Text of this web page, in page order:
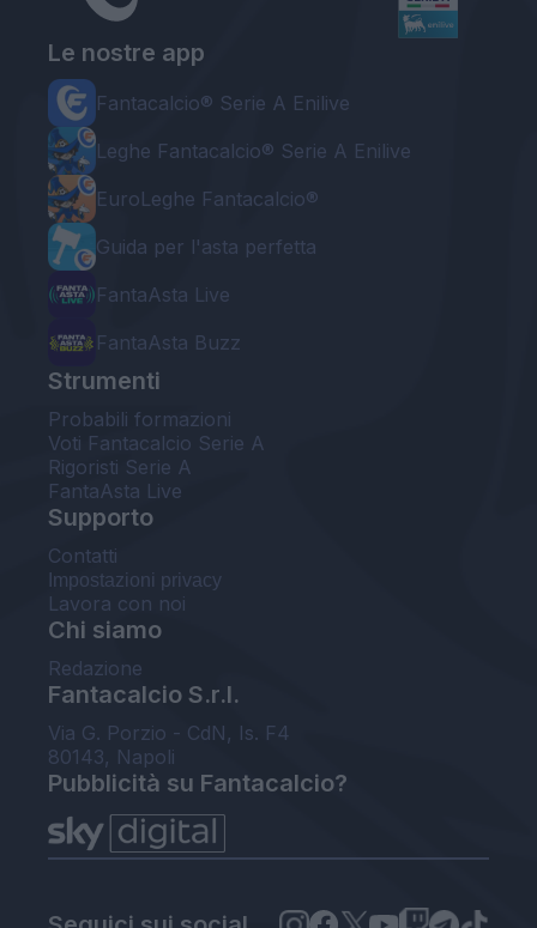
Le nostre app
Fantacalcio® Serie A Enilive
Leghe Fantacalcio® Serie A Enilive
EuroLeghe Fantacalcio®
Guida per l'asta perfetta
FantaAsta Live
FantaAsta Buzz
Strumenti
Probabili formazioni
Voti Fantacalcio Serie A
Rigoristi Serie A
FantaAsta Live
Supporto
Contatti
Impostazioni privacy
Lavora con noi
Chi siamo
Redazione
Fantacalcio S.r.l.
Via G. Porzio - CdN, Is. F4
80143, Napoli
Pubblicità su Fantacalcio?